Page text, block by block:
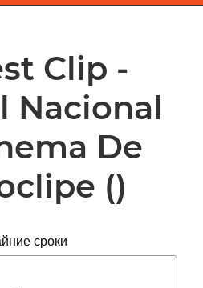
Clip -
Nacional
De
()
сроки